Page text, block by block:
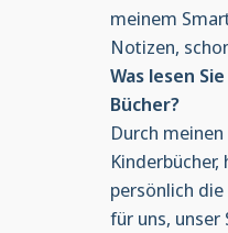
meinem
Notizen,
Was lesen
Bücher?
Durch
persönlich
für uns, unser